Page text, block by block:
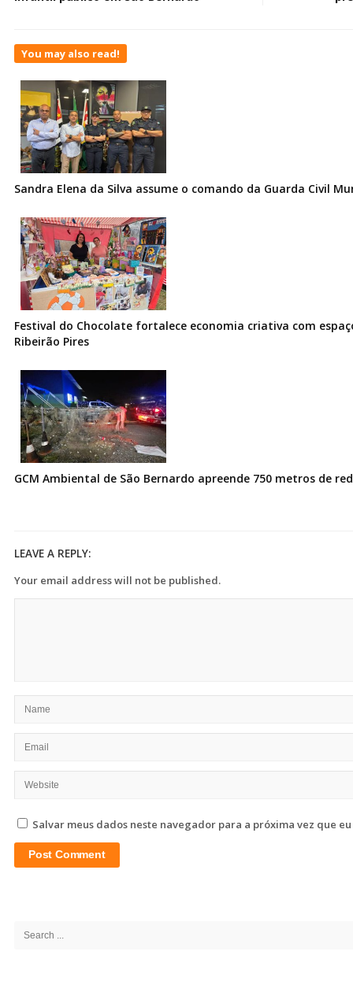
You may also read!
Sandra Elena da Silva assume o comando da Guarda Civil
Festival do Chocolate fortalece economia criativa com
Ribeirão Pires
GCM Ambiental de São Bernardo apreende 750 metros de
LEAVE A REPLY:
Your email address will not be published.
Salvar meus dados neste navegador para a próxima vez que
Search